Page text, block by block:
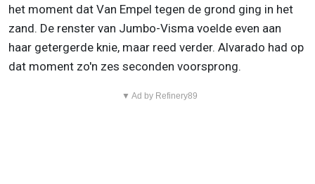
het moment dat Van Empel tegen de grond ging in het
zand. De renster van Jumbo-Visma voelde even aan
haar getergerde knie, maar reed verder. Alvarado had op
dat moment zo'n zes seconden voorsprong.
▼ Ad by Refinery89